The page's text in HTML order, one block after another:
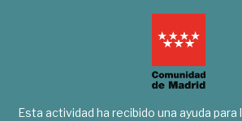
Esta actividad ha recibido una ayuda